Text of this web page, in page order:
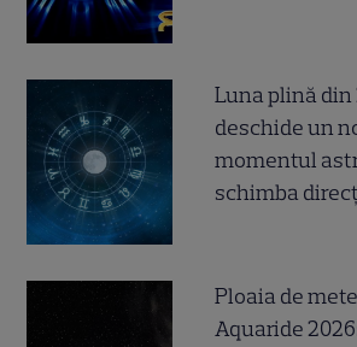
Luna plină din
deschide un
momentul
schimba
Ploaia de
Aquaride